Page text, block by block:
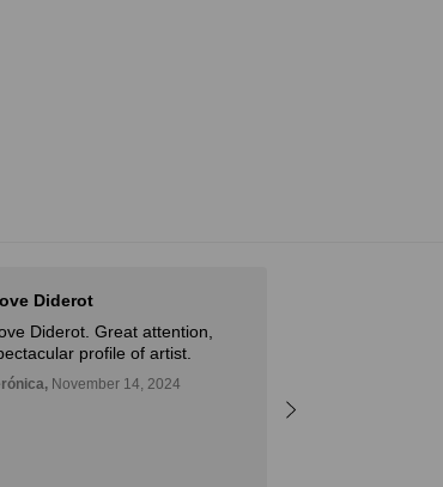
Diderot
Diderot. Great attention,
profile of artist.
November 14, 2024